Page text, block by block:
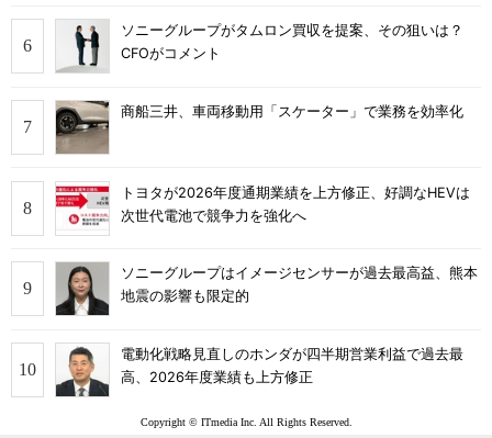
ソニーグループがタムロン買収を提案、その狙いは？
CFOがコメント
商船三井、車両移動用「スケーター」で業務を効率化
トヨタが2026年度通期業績を上方修正、好調なHEVは
次世代電池で競争力を強化へ
ソニーグループはイメージセンサーが過去最高益、熊本
地震の影響も限定的
電動化戦略見直しのホンダが四半期営業利益で過去最
高、2026年度業績も上方修正
Copyright © ITmedia Inc. All Rights Reserved.